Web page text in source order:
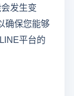
发生变
确保您能够
平台的